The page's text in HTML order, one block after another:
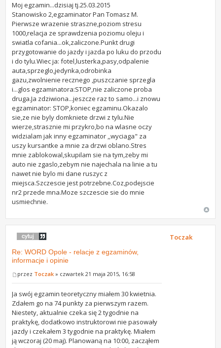
Moj egzamin...dzisiaj tj.25.03.2015
Stanowisko 2,egzaminator Pan Tomasz M.
Pierwsze wrazenie straszne,poziom stresu
1000,relacja ze sprawdzenia poziomu oleju i
swiatla cofania...ok,zaliczone.Punkt drugi
przygotowanie do jazdy i jazda po luku do przodu
i do tylu.Wiec ja: fotel,lusterka,pasy,odpalenie
auta,sprzeglo,jedynka,odrobinka
gazu,zwolnienie recznego ,puszczanie sprzegla
i...glos egzaminatora:STOP,nie zaliczone proba
druga.Ja zdziwiona...jeszcze raz to samo...i znowu
egzaminator: STOP,koniec egzaminu.Okazalo
sie,ze nie byly domkniete drzwi z tylu.Nie
wierze,strasznie mi przykro,bo na wlasne oczy
widzialam jak inny egzaminator ,,wyciaga" za
uszy kursantke a mnie za drzwi oblano.Stres
mnie zablokowal,skupilam sie na tym,zeby mi
auto nie zgaslo,zebym nie najechala na linie a tu
nawet nie bylo mi dane ruszyc z
miejsca.Szczescie jest potrzebne.Coz,podejscie
nr2 przede mna.Moze szczescie sie do mnie
usmiechnie.
Re: WORD Opole - relacje z egzaminów,
informacje i opinie
przez Toczak » czwartek 21 maja 2015, 16:58
Ja swój egzamin teoretyczny miałem 30 kwietnia.
Zdałem go na 74 punkty za pierwszym razem.
Niestety, aktualnie czeka się 2 tygodnie na
praktykę, dodatkowo instruktorowi nie pasowały
jazdy i czekałem 3 tygodnie na praktykę. Miałem
ją wczoraj (20 maj). Planowaną na 10:00, zacząłem
Toczak